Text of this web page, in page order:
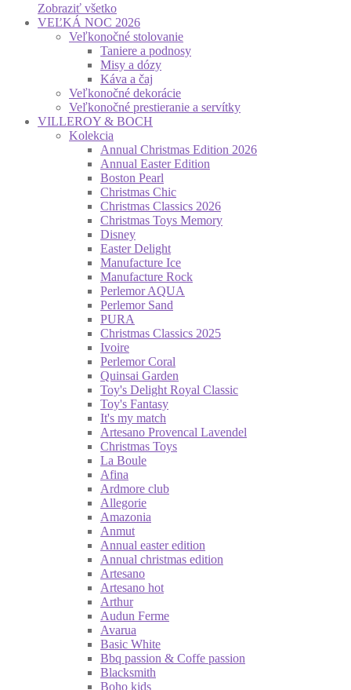
Zobraziť všetko
VEĽKÁ NOC 2026
Veľkonočné stolovanie
Taniere a podnosy
Misy a dózy
Káva a čaj
Veľkonočné dekorácie
Veľkonočné prestieranie a servítky
VILLEROY & BOCH
Kolekcia
Annual Christmas Edition 2026
Annual Easter Edition
Boston Pearl
Christmas Chic
Christmas Classics 2026
Christmas Toys Memory
Disney
Easter Delight
Manufacture Ice
Manufacture Rock
Perlemor AQUA
Perlemor Sand
PURA
Christmas Classics 2025
Ivoire
Perlemor Coral
Quinsai Garden
Toy's Delight Royal Classic
Toy's Fantasy
It's my match
Artesano Provencal Lavendel
Christmas Toys
La Boule
Afina
Ardmore club
Allegorie
Amazonia
Anmut
Annual easter edition
Annual christmas edition
Artesano
Artesano hot
Arthur
Audun Ferme
Avarua
Basic White
Bbq passion & Coffe passion
Blacksmith
Boho kids